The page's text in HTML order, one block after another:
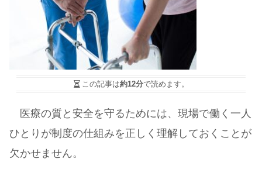
この記事は約12分で読めます。
医療の質と安全を守るためには、現場で働く一人
ひとりが制度の仕組みを正しく理解しておくことが
欠かせません。